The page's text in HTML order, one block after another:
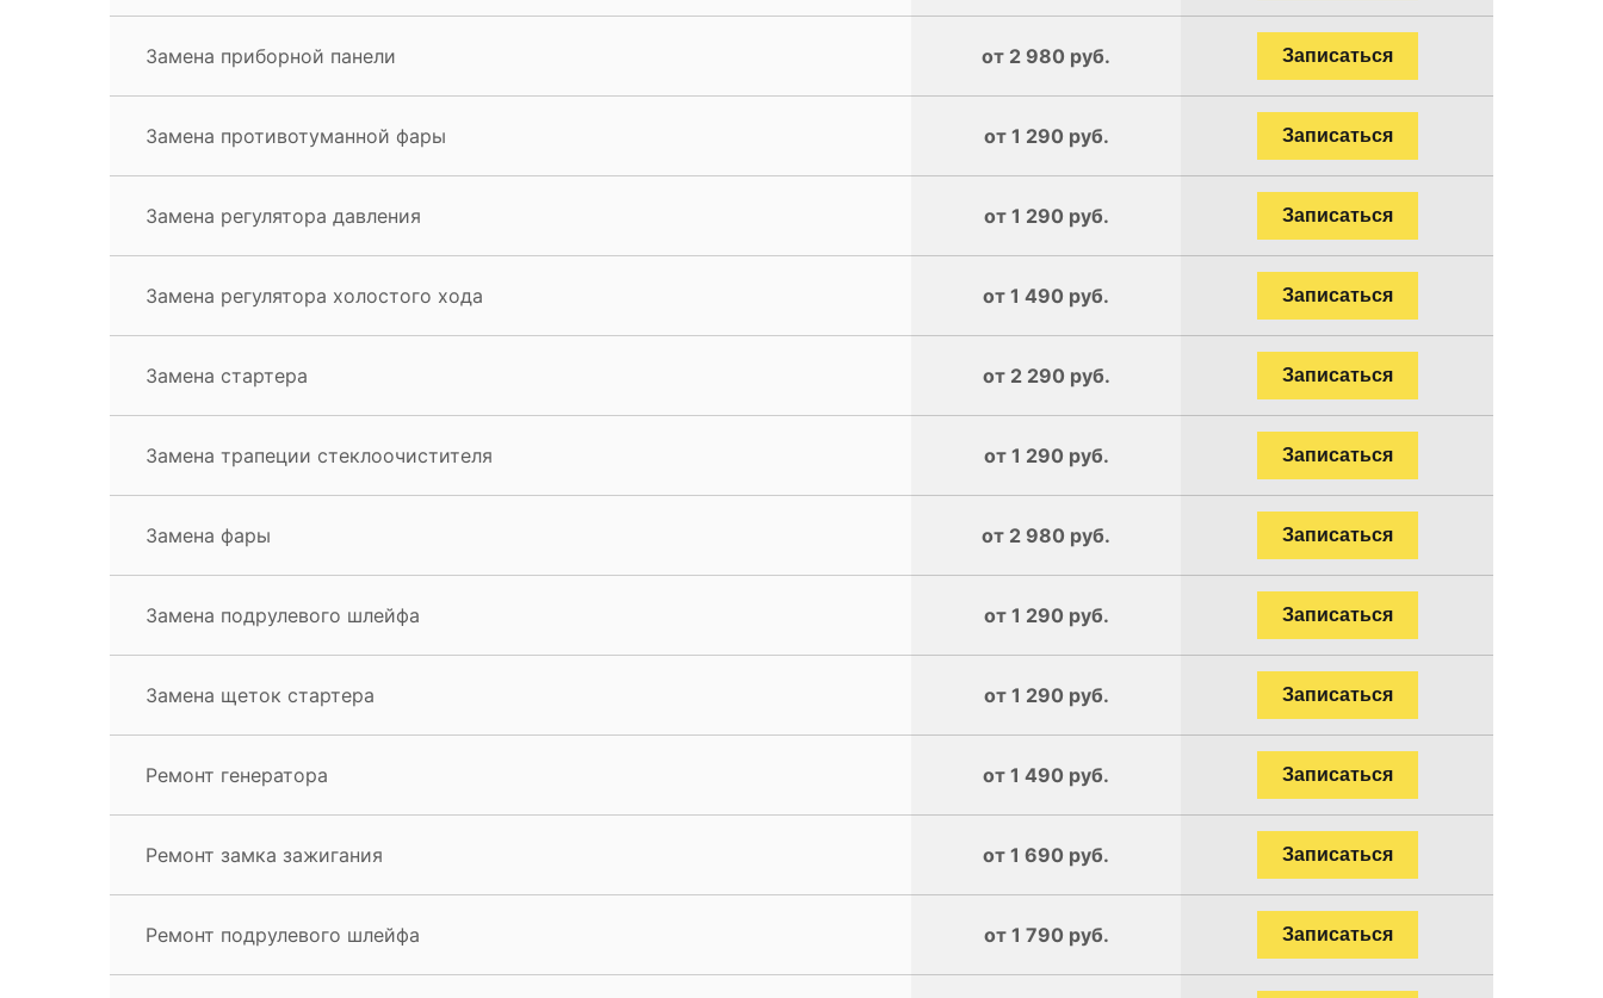
Замена приборной панели от 2 980 руб. Записаться
Замена противотуманной фары от 1 290 руб. Записаться
Замена регулятора давления от 1 290 руб. Записаться
Замена регулятора холостого хода от 1 490 руб. Записаться
Замена стартера от 2 290 руб. Записаться
Замена трапеции стеклоочистителя от 1 290 руб. Записаться
Замена фары от 2 980 руб. Записаться
Замена подрулевого шлейфа от 1 290 руб. Записаться
Замена щеток стартера от 1 290 руб. Записаться
Ремонт генератора от 1 490 руб. Записаться
Ремонт замка зажигания от 1 690 руб. Записаться
Ремонт подрулевого шлейфа от 1 790 руб. Записаться